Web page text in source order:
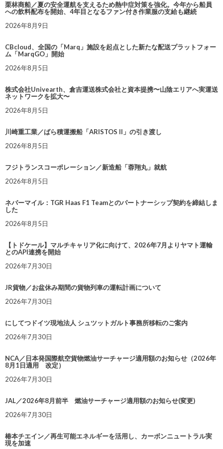
栗林商船／夏の安全運航を支えるため熱中症対策を強化。今年から船員
への飲料配布を開始、4年目となるファン付き作業服の支給も継続
2026年8月9日
CBcloud、全国の「Marq」施設を起点とした新たな配送プラットフォー
ム「MarqGO」開始
2026年8月5日
株式会社Univearth、倉吉運送株式会社と資本提携〜山陰エリアへ実運送
ネットワークを拡大〜
2026年8月5日
川崎重工業／ばら積運搬船「ARISTOS II」の引き渡し
2026年8月5日
フジトランスコーポレーション／新造船「蓉翔丸」就航
2026年8月5日
ネバーマイル：TGR Haas F1 Teamとのパートナーシップ契約を締結しま
した
2026年8月5日
【トドケール】マルチキャリア化に向けて、2026年7月よりヤマト運輸
とのAPI連携を開始
2026年7月30日
JR貨物／お盆休み期間の貨物列車の運転計画について
2026年7月30日
にしてつドイツ現地法人 シュツットガルト事務所移転のご案内
2026年7月30日
NCA／日本発国際航空貨物燃油サーチャージ適用額のお知らせ（2026年
8月1日適用 改定）
2026年7月30日
JAL／2026年8月前半 燃油サーチャージ適用額のお知らせ(変更)
2026年7月30日
椿本チエイン／再生可能エネルギーを活用し、カーボンニュートラル実
現を加速